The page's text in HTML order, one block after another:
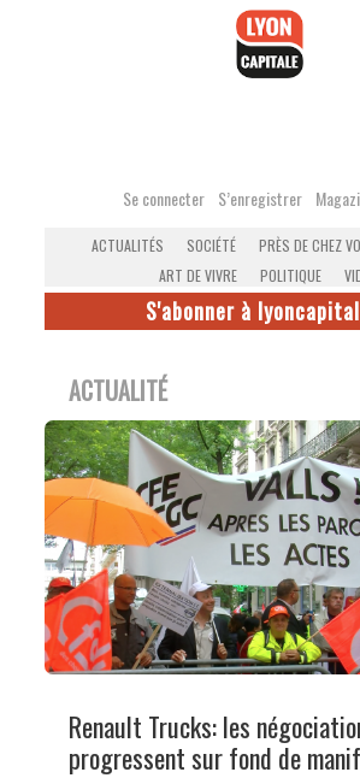
Se connecter S’enregistrer
ACTUALITÉS SOCIÉTÉ PRÈS DE CHEZ
ART DE VIVRE
POLITIQUE
S'abonner à
ACTUALITÉ
Renault Trucks: les
progressent sur fond de